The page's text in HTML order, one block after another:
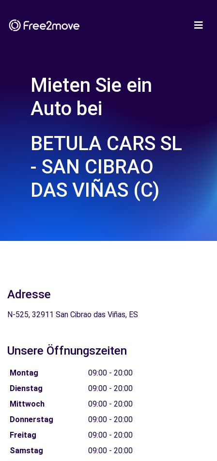
Mieten Sie ein
Auto bei
BETULA CARS SL
- SAN CIBRAO
DAS VIÑAS (C)
Adresse
N-525, 32911 San Cibrao das Viñas, ES
Unsere Öffnungszeiten
Montag
09:00 - 20:00
Dienstag
09:00 - 20:00
Mittwoch
09:00 - 20:00
Donnerstag
09:00 - 20:00
Freitag
09:00 - 20:00
Samstag
09:00 - 20:00